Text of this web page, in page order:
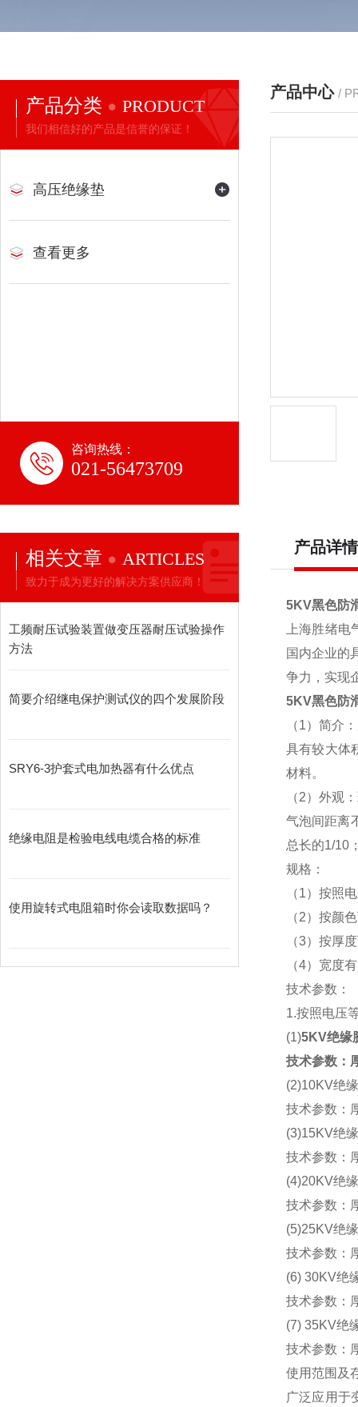
产品分类 PRODUCT
我们相信好的产品是信誉的保证！
高压绝缘垫
查看更多
咨询热线：
021-56473709
相关文章 ARTICLES
致力于成为更好的解决方案供应商！
工频耐压试验装置做变压器耐压试验操作
方法
简要介绍继电保护测试仪的四个发展阶段
SRY6-3护套式电加热器有什么优点
绝缘电阻是检验电线电缆合格的标准
使用旋转式电阻箱时你会读取数据吗？
产品中心 /
产品详情
5KV黑色防
上海胜绪电
国内企业的
争力，实现
5KV黑色防
（1）简介
具有较大体
材料。
（2）外观
气泡间距离
总长的1/10
规格：
（1）按照
（2）按颜
（3）按厚
（4）宽度
技术参数：
1.按照电压
(1)5KV绝缘
技术参数：
(2)10KV绝
技术参数：
(3)15KV绝
技术参数：
(4)20KV绝
技术参数：
(5)25KV绝
技术参数：
(6) 30KV绝
技术参数：
(7) 35KV绝
技术参数：
使用范围及
广泛应用于